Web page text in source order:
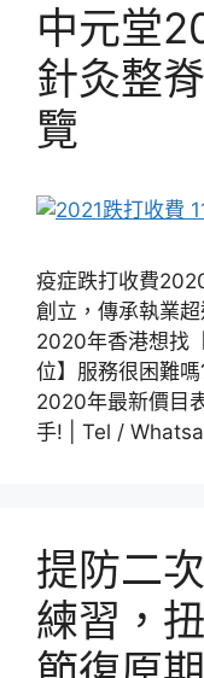
中元堂
針灸整
覽
疫症跌打收費
創立，傳承執業
2020年香港想找
位】服務很困難
2020年最新價目
手! | Tel /
提防二
練習，